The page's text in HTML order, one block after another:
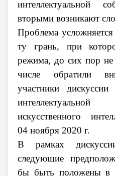
интеллектуальной
вторыми возникают
Проблема
ту грань, при
режима, до сих пор
числе обратили
участники
искусственного
04 ноября 2020 г.
В рамках
следующие
бы быть положены в